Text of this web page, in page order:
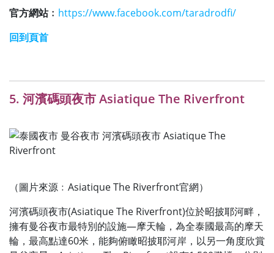
官方網站﹕ https://www.facebook.com/taradrodfi/
回到頁首
5. 河濱碼頭夜市 Asiatique The Riverfront
（圖片來源﹕Asiatique The Riverfront官網）
河濱碼頭夜市(Asiatique The Riverfront)位於昭披耶河畔，
擁有曼谷夜市最特別的設施—摩天輪，為全泰國最高的摩天
輪，最高點達60米，能夠俯瞰昭披耶河岸，以另一角度欣賞